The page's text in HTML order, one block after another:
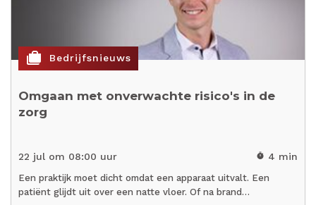
cases Bedrijfsnieuws
Omgaan met onverwachte risico's in de
zorg
22 jul om 08:00 uur timer 4 min
Een praktijk moet dicht omdat een apparaat uitvalt. Een
patiënt glijdt uit over een natte vloer. Of na brand…